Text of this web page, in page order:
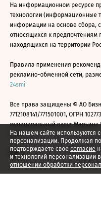
На нашем сайте используются
персонализации. Продолжая
подтверждаете свое согласие
и технологий персонализации
отношении обработки
На информационном ресурсе
технологии (информационные
информации на основе сбора,
относящихся к предпочтениям
находящихся на территории
Правила применения
рекламно-обменной сети,
24smi
Все права защищены © АО
7712108141/771501001, ОГРН
муниципальный округ Марьина
2026